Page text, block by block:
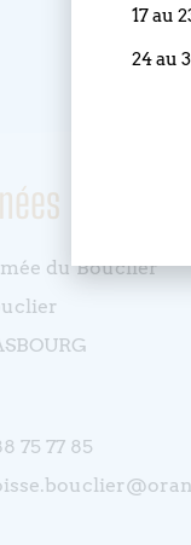
du Bouclier
75 77 85
17 au
24 au